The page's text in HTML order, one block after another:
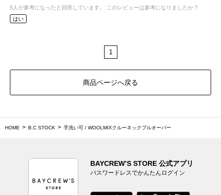
5 人が参考になったと回答しています。
このレビューは参考になりましたか？
はい
1
商品ページへ戻る
HOME B.C STOCK 手洗い可 / WOOLMIXクルーネックプルオーバー
BAYCREW’S STORE 公式アプリ
パスワードレスでかんたんログイン